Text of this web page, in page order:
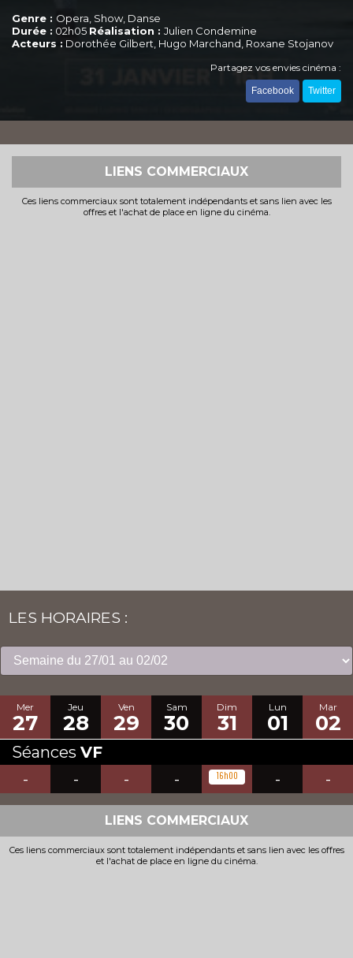
Genre : Opera, Show, Danse
Durée : 02h05 Réalisation : Julien Condemine
Acteurs : Dorothée Gilbert, Hugo Marchand, Roxane Stojanov
Partagez vos envies cinéma :
Facebook Twitter
LIENS COMMERCIAUX
Ces liens commerciaux sont totalement indépendants et sans lien avec les
offres et l'achat de place en ligne du cinéma.
LES HORAIRES :
Mer
27
Jeu
28
Ven
29
Sam
30
Dim
31
Lun
01
Mar
02
Séances VF
-
- - - 16h00 - -
LIENS COMMERCIAUX
Ces liens commerciaux sont totalement indépendants et sans lien avec les offres
et l'achat de place en ligne du cinéma.